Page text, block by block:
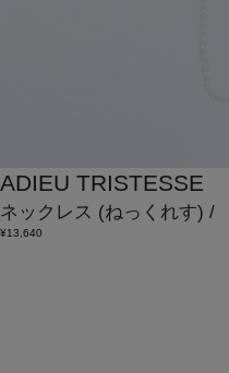
ADIEU TRISTESSE
ネックレス (ねっくれす) /
¥13,640